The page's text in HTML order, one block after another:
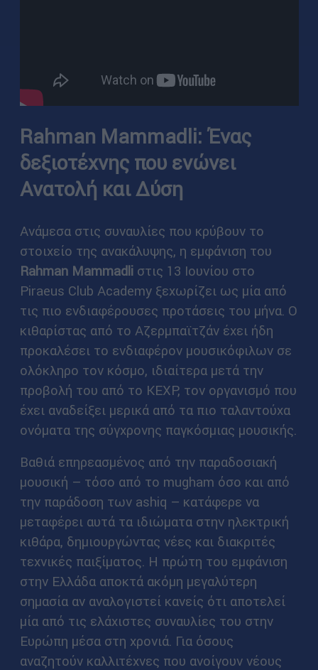
Rahman Mammadli: Ένας
δεξιοτέχνης που ενώνει
Ανατολή και Δύση
Ανάμεσα στις συναυλίες που κρύβουν το
στοιχείο της ανακάλυψης, η εμφάνιση του
Rahman Mammadliστις 13 Ιουνίου στο
Piraeus Club Academy ξεχωρίζει ως μία από
τις πιο ενδιαφέρουσες προτάσεις του μήνα. Ο
κιθαρίστας από το Αζερμπαϊτζάν έχει ήδη
προκαλέσει το ενδιαφέρον μουσικόφιλων σε
ολόκληρο τον κόσμο, ιδιαίτερα μετά την
προβολή του από το KEXP, τον οργανισμό που
έχει αναδείξει μερικά από τα πιο ταλαντούχα
ονόματα της σύγχρονης παγκόσμιας μουσικής.
Βαθιά επηρεασμένος από την παραδοσιακή
μουσική – τόσο από το mugham όσο και από
την παράδοση των ashiq – κατάφερε να
μεταφέρει αυτά τα ιδιώματα στην ηλεκτρική
κιθάρα, δημιουργώντας νέες και διακριτές
τεχνικές παιξίματος. Η πρώτη του εμφάνιση
στην Ελλάδα αποκτά ακόμη μεγαλύτερη
σημασία αν αναλογιστεί κανείς ότι αποτελεί
μία από τις ελάχιστες συναυλίες του στην
Ευρώπη μέσα στη χρονιά. Για όσους
αναζητούν καλλιτέχνες που ανοίγουν νέους